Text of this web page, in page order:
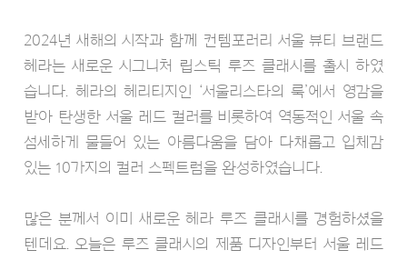
2024년 새해의 시작과 함께 컨템포러리 서울 뷰티 브랜드
헤라는 새로운 시그니처 립스틱 루즈 클래시를 출시 하였
습니다. 헤라의 헤리티지인 ‘서울리스타의 룩’에서 영감을
받아 탄생한 서울 레드 컬러를 비롯하여 역동적인 서울 속
섬세하게 물들어 있는 아름다움을 담아 다채롭고 입체감
있는 10가지의 컬러 스펙트럼을 완성하였습니다.
많은 분께서 이미 새로운 헤라 루즈 클래시를 경험하셨을
텐데요. 오늘은 루즈 클래시의 제품 디자인부터 서울 레드